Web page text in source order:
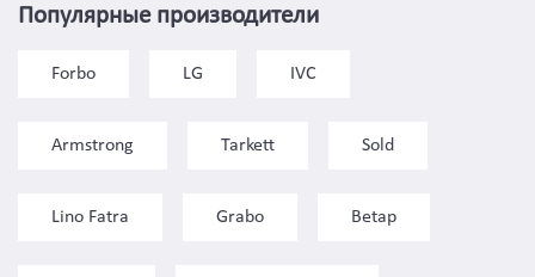
Популярные производители
Forbo LG IVC
Armstrong Tarkett Sold
Lino Fatra Grabo Betap